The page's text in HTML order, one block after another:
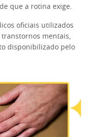
que a rotina exige.
oficiais utilizados
mentais,
disponibilizado pelo